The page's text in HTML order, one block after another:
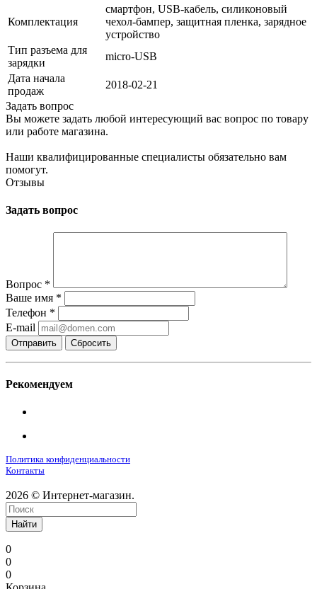
Комплектация
смартфон, USB-кабель, силиконовый
чехол-бампер, защитная пленка, зарядное
устройство
Тип разъема для
зарядки
micro-USB
Дата начала
продаж
2018-02-21
Задать вопрос
Вы можете задать любой интересующий вас вопрос по товару
или работе магазина.
Наши квалифицированные специалисты обязательно вам
помогут.
Отзывы
Задать вопрос
Вопрос *
Ваше имя *
Телефон *
E-mail
Сбросить
Рекомендуем
Политика конфиденциальности
Контакты
2026 © Интернет-магазин.
Найти
0
0
0